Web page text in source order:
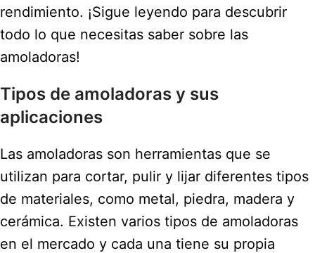
rendimiento. ¡Sigue leyendo para descubrir
todo lo que necesitas saber sobre las
amoladoras!
Tipos de amoladoras y sus
aplicaciones
Las amoladoras son herramientas que se
utilizan para cortar, pulir y lijar diferentes tipos
de materiales, como metal, piedra, madera y
cerámica. Existen varios tipos de amoladoras
en el mercado y cada una tiene su propia